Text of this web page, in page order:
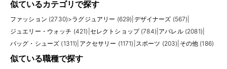
似ているカテゴリで探す
ファッション (2730)>ラグジュアリー (629) デザイナーズ (567)
ジュエリー・ウォッチ (421) セレクトショップ (784) アパレル (2081)
バッグ・シューズ (1311) アクセサリー (1171) スポーツ (203) その他 (186)
似ている職種で探す